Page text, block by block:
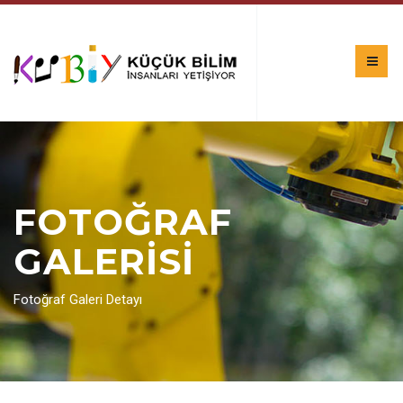
FOTOĞRAF
GALERİSİ
Fotoğraf Galeri Detayı